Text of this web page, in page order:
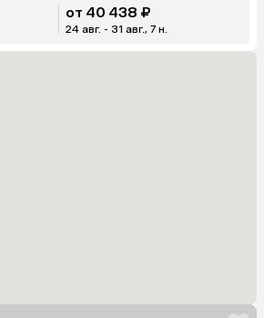
от 40 438 ₽
24 авг. - 31 авг., 7 н.